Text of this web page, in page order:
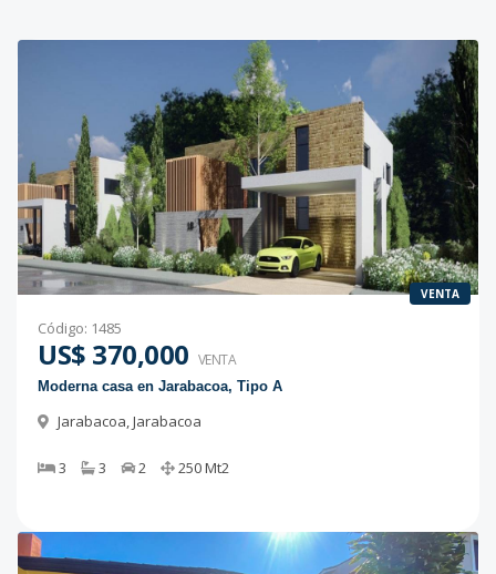
VENTA
Código: 1485
US$ 370,000 VENTA
Moderna casa en Jarabacoa, Tipo A
Jarabacoa,Jarabacoa
3 3 2 250Mt2